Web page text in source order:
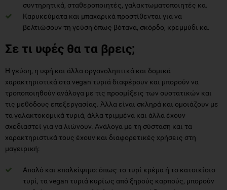
συντηρητικά, σταθεροποιητές, γαλακτωματοποιητές κα.
Καρυκεύματα και μπαχαρικά προστίθενται για να
βελτιώσουν τη γεύση όπως βότανα, σκόρδο, κρεμμύδι κα.
Σε τι υφές θα τα βρεις;
Η γεύση, η υφή και άλλα οργανοληπτικά και δομικά
χαρακτηριστικά στα vegan τυριά διαφέρουν και μπορούν να
τροποποιηθούν ανάλογα με τις προσμίξεις των συστατικών και
τις μεθόδους επεξεργασίας. Άλλα είναι σκληρά και ομοιάζουν με
τα γαλακτοκομικά τυριά, άλλα τριμμένα και άλλα έχουν
σχεδιαστεί για να λιώνουν. Ανάλογα με τη σύσταση και τα
χαρακτηριστικά τους έχουν και διαφορετικές χρήσεις στη
μαγειρική:
Απαλό και επαλείψιμο: όπως το τυρί κρέμα ή το κατσικίσιο
τυρί, τα vegan τυριά κυρίως από ξηρούς καρπούς, μπορούν